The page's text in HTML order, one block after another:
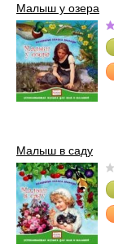
Малыш у озера
Малыш в саду